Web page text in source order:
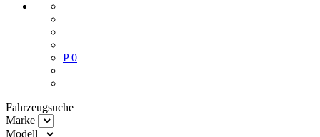
P 0
Fahrzeugsuche
Marke
Modell